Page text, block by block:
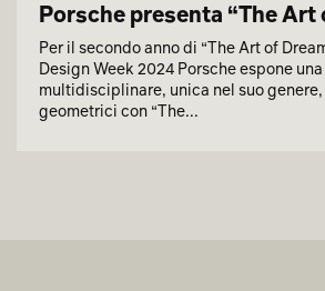
Porsche presenta “The Art
Per il secondo anno di “The Art of
Design Week 2024 Porsche espone
multidisciplinare, unica nel suo
geometrici con “The...